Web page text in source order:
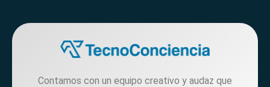
Contamos con un equipo creativo y audaz que